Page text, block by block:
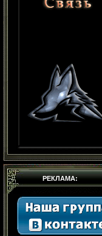
РЕКЛАМА: